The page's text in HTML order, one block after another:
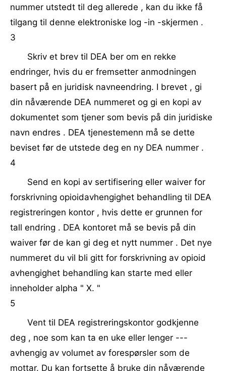
nummer utstedt til deg allerede , kan du ikke få
tilgang til denne elektroniske log -in -skjermen .
3
Skriv et brev til DEA ber om en rekke
endringer, hvis du er fremsetter anmodningen
basert på en juridisk navneendring. I brevet , gi
din nåværende DEA nummeret og gi en kopi av
dokumentet som tjener som bevis på din juridiske
navn endres . DEA tjenestemenn må se dette
beviset før de utstede deg en ny DEA nummer .
4
Send en kopi av sertifisering eller waiver for
forskrivning opioidavhengighet behandling til DEA
registreringen kontor , hvis dette er grunnen for
tall endring . DEA kontoret må se bevis på din
waiver før de kan gi deg et nytt nummer . Det nye
nummeret du vil bli gitt for forskrivning av opioid
avhengighet behandling kan starte med eller
inneholder alpha " X. "
5
Vent til DEA registreringskontor godkjenne
deg , noe som kan ta en uke eller lenger ---
avhengig av volumet av forespørsler som de
mottar. Du kan fortsette å bruke din nåværende